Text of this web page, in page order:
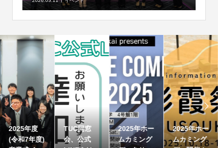

2025年度
(令和7年度)
TUC同窓
会、公式
2025年ホー
ムカミング
2025年ホー
ムカミング
